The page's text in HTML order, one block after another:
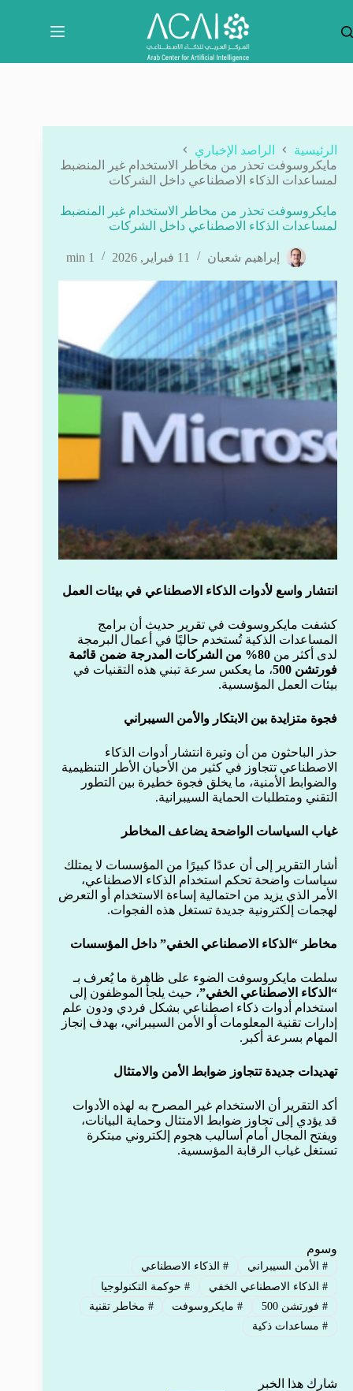
المحتوى
الرئيسية
الراصد الإخباري
مايكروسوفت تحذر من مخاطر الاستخدام غير المنضبط
لمساعدات الذكاء الاصطناعي داخل الشركات
مايكروسوفت تحذر من مخاطر الاستخدام غير المنضبط
لمساعدات الذكاء الاصطناعي داخل الشركات
إبراهيم شعبان 11 فبراير, 2026 1 min
انتشار واسع لأدوات الذكاء الاصطناعي في بيئات العمل
كشفت مايكروسوفت في تقرير حديث أن برامج
المساعدات الذكية تُستخدم حاليًا في أعمال البرمجة
لدى أكثر من
80% من الشركات المدرجة ضمن قائمة
فورتشن 500
، ما يعكس سرعة تبني هذه التقنيات في
بيئات العمل المؤسسية.
فجوة متزايدة بين الابتكار والأمن السيبراني
حذر الباحثون من أن وتيرة انتشار أدوات الذكاء
الاصطناعي تتجاوز في كثير من الأحيان الأطر التنظيمية
والضوابط الأمنية، ما يخلق فجوة خطيرة بين التطور
التقني ومتطلبات الحماية السيبرانية.
غياب السياسات الواضحة يضاعف المخاطر
أشار التقرير إلى أن عددًا كبيرًا من المؤسسات لا يمتلك
سياسات واضحة تحكم استخدام الذكاء الاصطناعي،
الأمر الذي يزيد من احتمالية إساءة الاستخدام أو التعرض
لهجمات إلكترونية جديدة تستغل هذه الفجوات.
مخاطر “الذكاء الاصطناعي الخفي” داخل المؤسسات
سلطت مايكروسوفت الضوء على ظاهرة ما يُعرف بـ
“الذكاء الاصطناعي الخفي”، حيث يلجأ الموظفون إلى
استخدام أدوات ذكاء اصطناعي بشكل فردي ودون علم
إدارات تقنية المعلومات أو الأمن السيبراني، بهدف إنجاز
المهام بسرعة أكبر.
تهديدات جديدة تتجاوز ضوابط الأمن والامتثال
أكد التقرير أن الاستخدام غير المصرح به لهذه الأدوات
قد يؤدي إلى تجاوز ضوابط الامتثال وحماية البيانات،
ويفتح المجال أمام أساليب هجوم إلكتروني مبتكرة
تستغل غياب الرقابة المؤسسية.
وسوم
#الأمن السيبراني #الذكاء الاصطناعي
#الذكاء الاصطناعي الخفي #حوكمة التكنولوجيا
#فورتشن 500 #مايكروسوفت # مخاطر تقنية
#مساعدات ذكية
شارك هذا الخبر